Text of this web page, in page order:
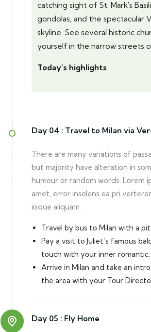
catching sight of St. Mark's
gondolas, and the spectacular
skyline. See several historic
yourself in the narrow streets
Today’s highlights
Day 04 : Travel to Milan via
There are many variations of
but majority have alteration in
humour or random words. Lorem
amet, error insolens ea pri
iisque aliquam.
Travel by bus to Milan with a
Pay a visit to Juliet’s famous
touch with your inner romantic.
Arrive in Milan and take an
the area with your Tour
Day 05 : Fly Home